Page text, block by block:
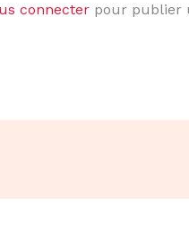
connecterpour publier